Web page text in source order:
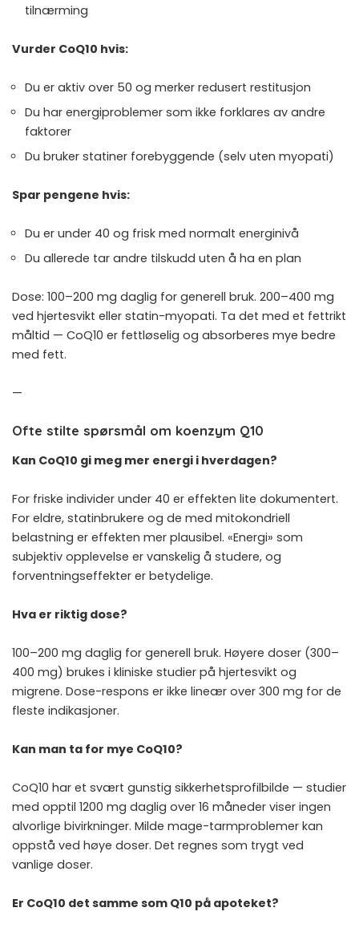
tilnærming
Vurder CoQ10 hvis:
Du er aktiv over 50 og merker redusert restitusjon
Du har energiproblemer som ikke forklares av andre
faktorer
Du bruker statiner forebyggende (selv uten myopati)
Spar pengene hvis:
Du er under 40 og frisk med normalt energinivå
Du allerede tar andre tilskudd uten å ha en plan
Dose: 100–200 mg daglig for generell bruk. 200–400 mg
ved hjertesvikt eller statin-myopati. Ta det med et fettrikt
måltid — CoQ10 er fettløselig og absorberes mye bedre
med fett.
—
Ofte stilte spørsmål om koenzym Q10
Kan CoQ10 gi meg mer energi i hverdagen?
For friske individer under 40 er effekten lite dokumentert.
For eldre, statinbrukere og de med mitokondriell
belastning er effekten mer plausibel. «Energi» som
subjektiv opplevelse er vanskelig å studere, og
forventningseffekter er betydelige.
Hva er riktig dose?
100–200 mg daglig for generell bruk. Høyere doser (300–
400 mg) brukes i kliniske studier på hjertesvikt og
migrene. Dose-respons er ikke lineær over 300 mg for de
fleste indikasjoner.
Kan man ta for mye CoQ10?
CoQ10 har et svært gunstig sikkerhetsprofilbilde — studier
med opptil 1200 mg daglig over 16 måneder viser ingen
alvorlige bivirkninger. Milde mage-tarmproblemer kan
oppstå ved høye doser. Det regnes som trygt ved
vanlige doser.
Er CoQ10 det samme som Q10 på apoteket?